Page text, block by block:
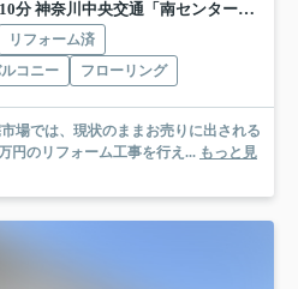
央交通「南センター前（藤沢市）」 停歩2分
リフォーム済
コニー フローリング
場では、現状のままお売りに出される
円のリフォーム工事を行え... もっと見